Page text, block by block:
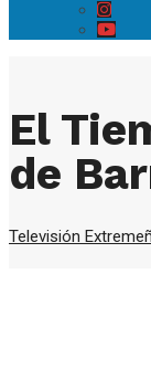
El
de
Televisión